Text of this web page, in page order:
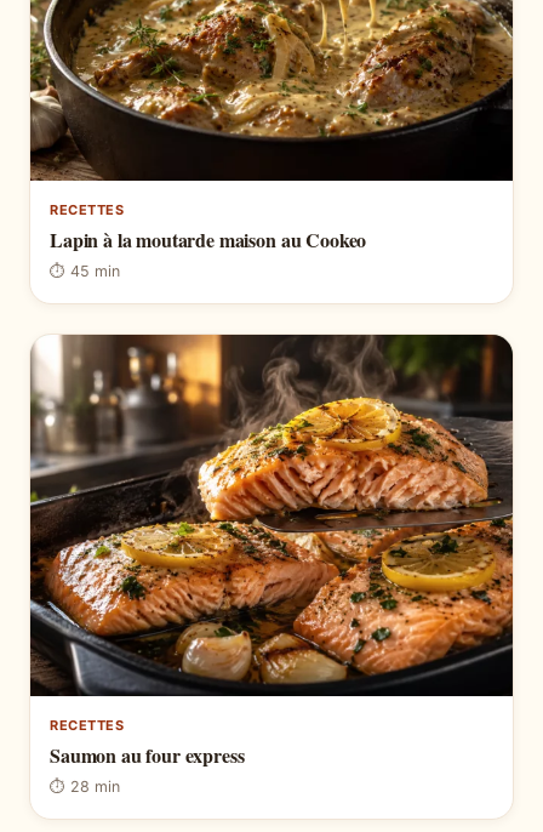
RECETTES
Lapin à la moutarde maison au Cookeo
⏱ 45 min
RECETTES
Saumon au four express
⏱ 28 min